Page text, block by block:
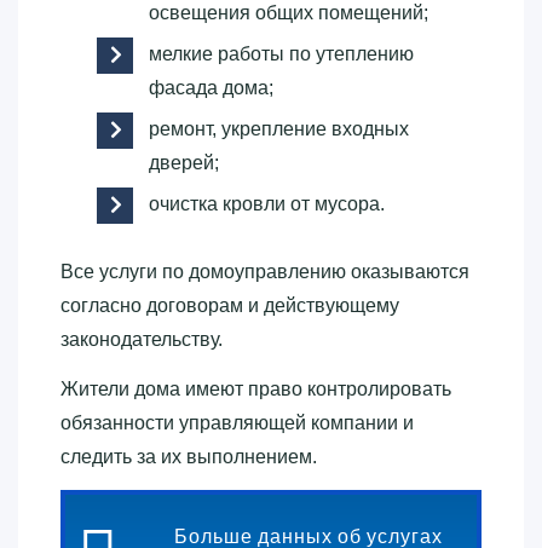
освещения общих помещений;
мелкие работы по утеплению
фасада дома;
ремонт, укрепление входных
дверей;
очистка кровли от мусора.
Все услуги по домоуправлению оказываются
согласно договорам и действующему
законодательству.
Жители дома имеют право контролировать
обязанности управляющей компании и
следить за их выполнением.
Больше данных об услугах